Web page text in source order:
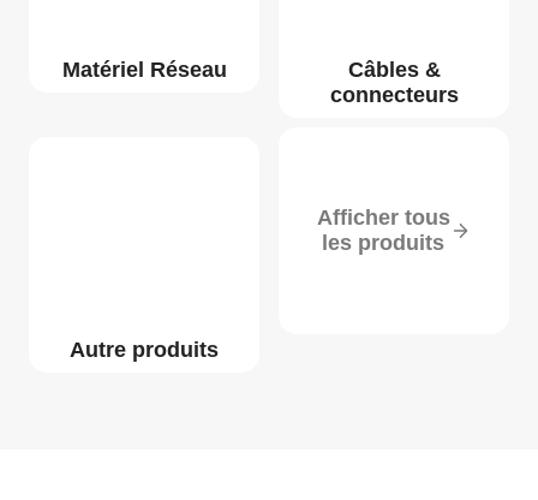
Matériel Réseau
Câbles &
connecteurs
Autre produits
Afficher tous
les produits